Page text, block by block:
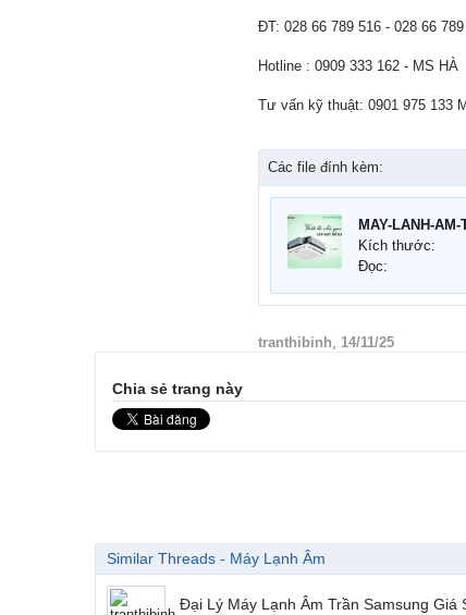
ĐT: 028 66 789 516 - 028 66
Hotline : 0909 333 162 - MS HÀ
Tư vấn kỹ thuật: 0901 975 133
Các file đính kèm:
Kích thước:
Đọc:
tranthibinh, 14/11/25
Chia sẻ trang này
Similar Threads - Máy Lạnh Âm
Đại Lý Máy Lạnh Âm Trần Samsung Giá